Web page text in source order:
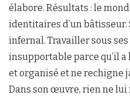
élabore. Résultats : le
identitaires d’un
infernal. Travailler sous
insupportable parce qu’il a
et organisé et ne rechigne
Dans son œuvre, rien ne